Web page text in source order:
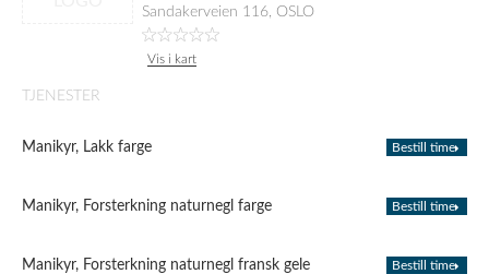
Sandakerveien 116, OSLO
Vis i kart
TJENESTER
Manikyr, Lakk farge Bestill time
Manikyr, Forsterkning naturnegl farge Bestill time
Manikyr, Forsterkning naturnegl fransk gele Bestill time